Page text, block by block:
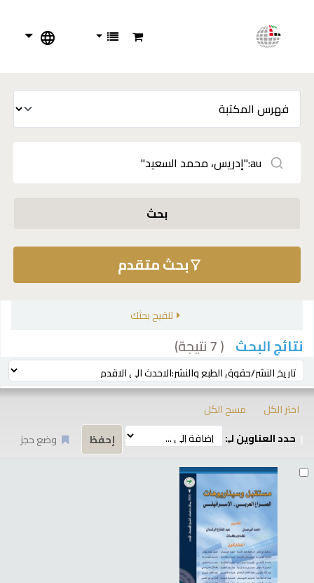
بحث
بحث متقدم
تنقيح بحثك
نتائج البحث ( 7 نتيجة)
ترتيب بواسطة:
اختر الكل
مسح الكل
حدد العناوين لـِ:
وضع حجز